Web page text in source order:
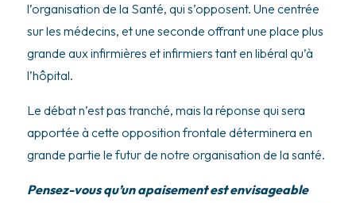
l’organisation de la Santé, qui s’opposent. Une centrée
sur les médecins, et une seconde offrant une place plus
grande aux infirmières et infirmiers tant en libéral qu’à
l’hôpital.
Le débat n’est pas tranché, mais la réponse qui sera
apportée à cette opposition frontale déterminera en
grande partie le futur de notre organisation de la santé.
Pensez-vous qu’un apaisement est envisageable